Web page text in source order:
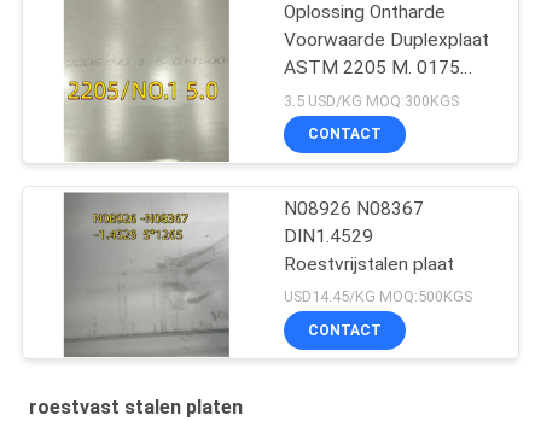
Oplossing Ontharde
Voorwaarde Duplexplaat
ASTM 2205 M. 0175
6000 X 1500 X 6 Thk
3.5 USD/KG MOQ:300KGS
CONTACT
N08926 N08367
DIN1.4529
Roestvrijstalen plaat
USD14.45/KG MOQ:500KGS
CONTACT
roestvast stalen platen